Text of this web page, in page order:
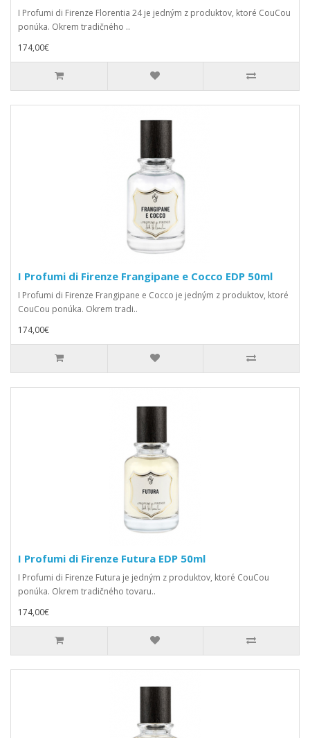
I Profumi di Firenze Florentia 24 je jedným z produktov, ktoré CouCou
ponúka. Okrem tradičného ..
174,00€
I Profumi di Firenze Frangipane e Cocco EDP 50ml
I Profumi di Firenze Frangipane e Cocco je jedným z produktov, ktoré
CouCou ponúka. Okrem tradi..
174,00€
I Profumi di Firenze Futura EDP 50ml
I Profumi di Firenze Futura je jedným z produktov, ktoré CouCou
ponúka. Okrem tradičného tovaru..
174,00€